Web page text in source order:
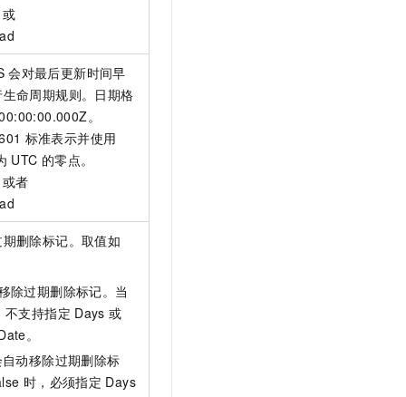
或
会对最后更新时间早
命周期规则。日期格
。
标准表示并使用
UTC 的零点。
或者
删除标记。取值如
除过期删除标记。当
不支持指定 Days 或
。
动移除过期删除标
时，必须指定 Days